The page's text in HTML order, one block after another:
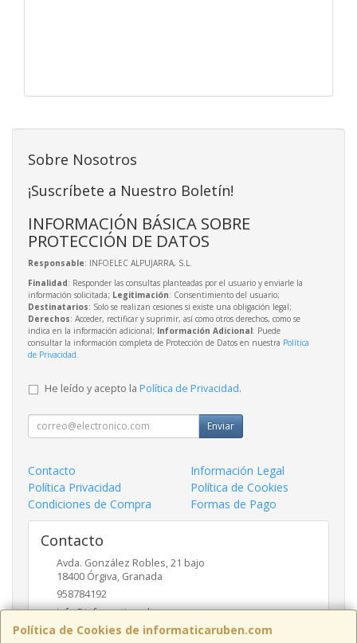
Política de Cookies de informaticaruben.com
Sobre Nosotros
¡Suscríbete a Nuestro Boletín!
INFORMACIÓN BÁSICA SOBRE
PROTECCIÓN DE DATOS
Responsable: INFOELEC ALPUJARRA, S.L.
Finalidad: Responder las consultas planteadas por el usuario y enviarle la
información solicitada; Legitimación: Consentimiento del usuario;
Destinatarios: Solo se realizan cesiones si existe una obligación legal;
Derechos: Acceder, rectificar y suprimir, así como otros derechos, como se
indica en la información adicional; Información Adicional: Puede
consultar la información completa de Protección de Datos en nuestra Política
de Privacidad
He leído y acepto la Política de Privacidad.
Enviar
Contacto
Información Legal
Política Privacidad
Política de Cookies
Condiciones de Compra
Formas de Pago
Contacto
Avda. González Robles, 21 bajo
18400 Órgiva, Granada
958784192
info@informaticaruben.com